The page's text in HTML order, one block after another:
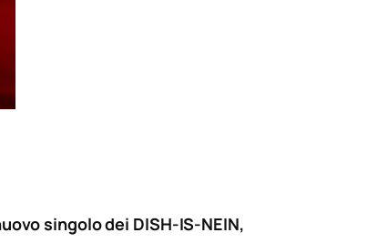
singolo dei DISH-IS-NEIN,